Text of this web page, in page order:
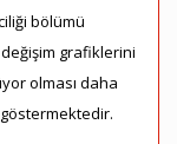
bölümü
değişim grafiklerini
olması daha